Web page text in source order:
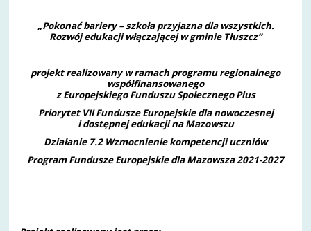
„Pokonać bariery – szkoła przyjazna dla wszystkich.
Rozwój edukacji włączającej w gminie Tłuszcz”
projekt realizowany w ramach programu regionalnego
współfinansowanego
z Europejskiego Funduszu Społecznego Plus
Priorytet VII Fundusze Europejskie dla nowoczesnej
i dostępnej edukacji na Mazowszu
Działanie 7.2 Wzmocnienie kompetencji uczniów
Program Fundusze Europejskie dla Mazowsza 2021-2027